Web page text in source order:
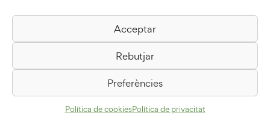
Acceptar
Rebutjar
Preferències
Política de cookiesPolítica de privacitat
Biblioteca Pilarin Bayés
Passeig de la Generalitat, 1
08500 Vic